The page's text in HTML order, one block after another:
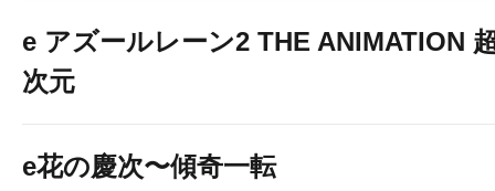
e アズールレーン2 THE ANIMATION
次元
e花の慶次〜傾奇一転